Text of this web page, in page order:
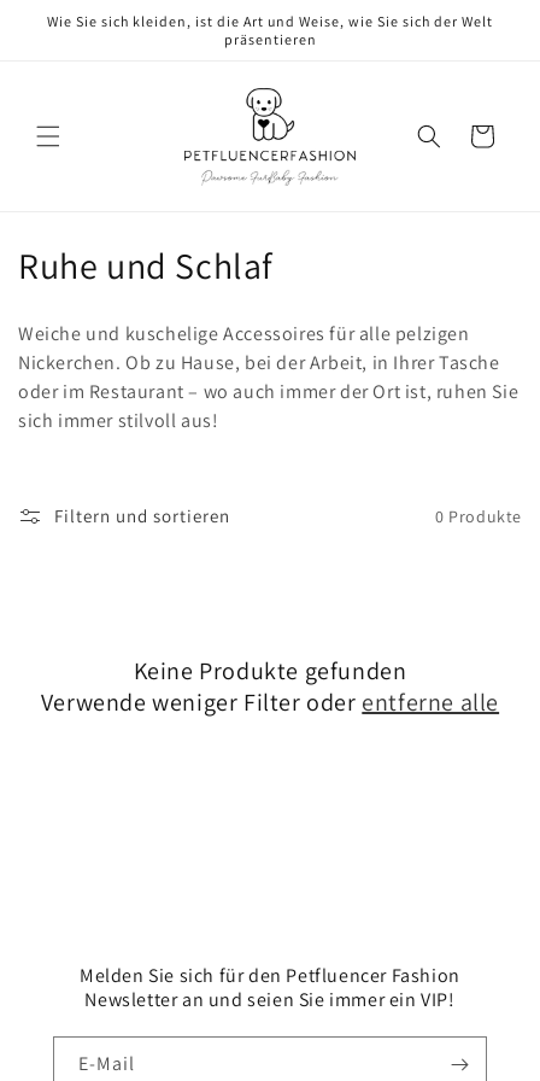
zum
Wie Sie sich kleiden, ist die Art und Weise, wie Sie sich der Welt
präsentieren
Warenkorb
K
t
e
o
Ruhe und Schlaf
Weiche und kuschelige Accessoires für alle pelzigen
Nickerchen. Ob zu Hause, bei der Arbeit, in Ihrer Tasche
oder im Restaurant – wo auch immer der Ort ist, ruhen Sie
sich immer stilvoll aus!
Filtern und sortieren 0 Produkte
Keine Produkte gefunden
Verwende weniger Filter oder entferne alle
Melden Sie sich für den Petfluencer Fashion
Newsletter an und seien Sie immer ein VIP!
E-Mail